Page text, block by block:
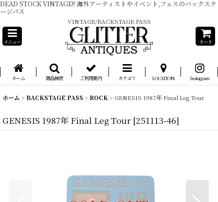
DEAD STOCK VINTAGE!! 海外アーティストやイベント,フェスのバックステ
ージパス
VINTAGE/BACKSTAGE PASS
メニュー カート
ホーム 商品検索 ご利用案内 カテゴリ LOCATION Instagram
ホーム > BACKSTAGE PASS > ROCK > GENESIS 1987年 Final Leg Tour
GENESIS 1987年 Final Leg Tour [251113-46]